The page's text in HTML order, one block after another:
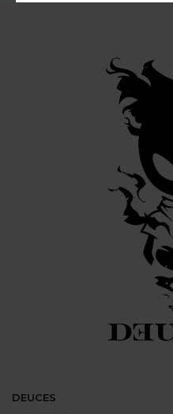
DEUCES